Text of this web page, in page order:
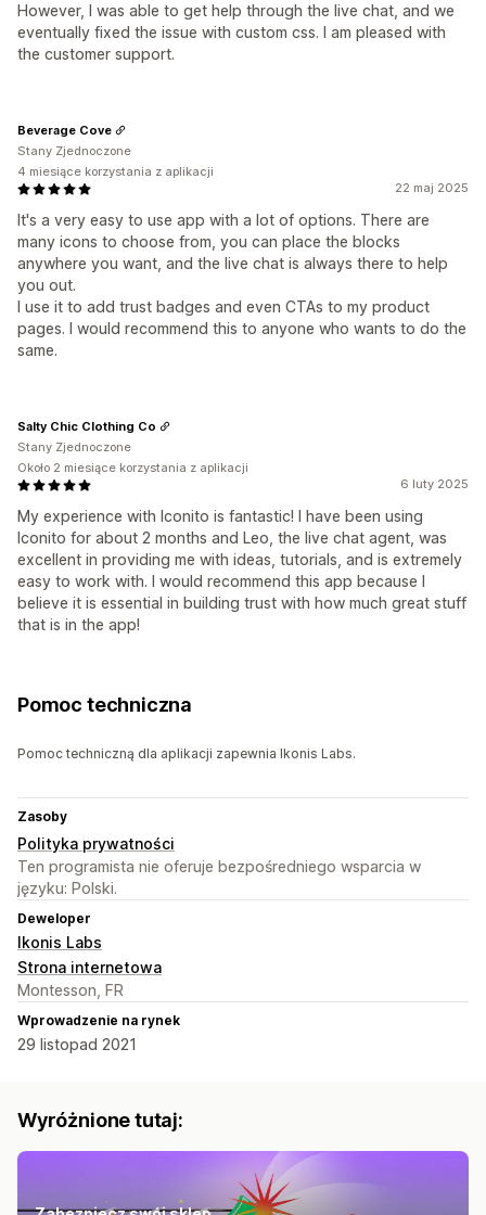
However, I was able to get help through the live chat, and we
eventually fixed the issue with custom css. I am pleased with
the customer support.
22 maj 2025
It's a very easy to use app with a lot of options. There are
many icons to choose from, you can place the blocks
anywhere you want, and the live chat is always there to help
you out.
I use it to add trust badges and even CTAs to my product
pages. I would recommend this to anyone who wants to do the
same.
Beverage Cove
Stany Zjednoczone
4 miesiące korzystania z aplikacji
6 luty 2025
My experience with Iconito is fantastic! I have been using
Iconito for about 2 months and Leo, the live chat agent, was
excellent in providing me with ideas, tutorials, and is extremely
easy to work with. I would recommend this app because I
believe it is essential in building trust with how much great stuff
that is in the app!
Salty Chic Clothing Co
Stany Zjednoczone
Około 2 miesiące korzystania z aplikacji
Pomoc techniczna
Pomoc techniczną dla aplikacji zapewnia Ikonis Labs.
Zasoby
Polityka prywatności
Ten programista nie oferuje bezpośredniego wsparcia w
języku: Polski.
Deweloper
Ikonis Labs
Strona internetowa
Montesson, FR
Wprowadzenie na rynek
29 listopad 2021
Wyróżnione tutaj: